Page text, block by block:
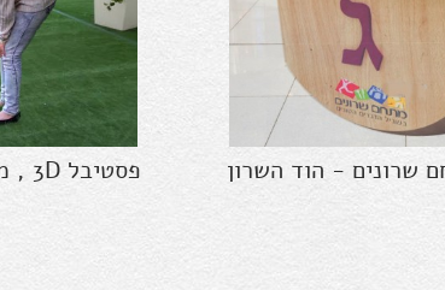
פסטיבל 3D , מתחם שרונים - הוד השרון